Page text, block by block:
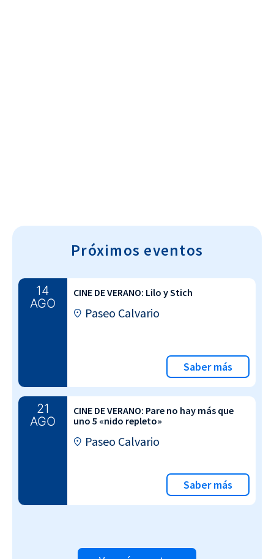
Próximos eventos
14
AGO
CINE DE VERANO: Lilo y Stich
Paseo Calvario
Saber más
21
AGO
CINE DE VERANO: Pare no hay más que
uno 5 «nido repleto»
Paseo Calvario
Saber más